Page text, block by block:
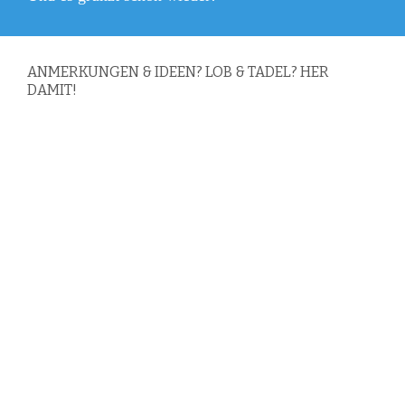
ANMERKUNGEN & IDEEN? LOB & TADEL? HER
DAMIT!